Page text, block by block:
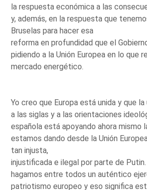
la respuesta económica a las
y, además, en la respuesta que
Bruselas para hacer esa
reforma en profundidad que el
pidiendo a la Unión Europea en lo que
mercado energético.
Yo creo que Europa está unida y que
a las siglas y a las orientaciones
española está apoyando ahora mismo
estamos dando desde la Unión
tan injusta,
injustificada e ilegal por parte de
hagamos entre todos un auténtico
patriotismo europeo y eso significa